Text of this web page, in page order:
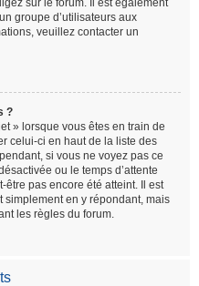
sur le forum. Il est également
groupe d’utilisateurs aux
veuillez contacter un
?
» lorsque vous êtes en train de
celui-ci en haut de la liste des
si vous ne voyez pas ce
ou le temps d’attente
être pas encore été atteint. Il est
en y répondant, mais
les règles du forum.